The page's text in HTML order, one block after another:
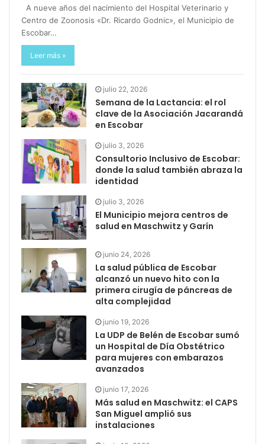
A nueve años del nacimiento del Hospital Veterinario y
Centro de Zoonosis «Dr. Ricardo Godnic», el Municipio de
Escobar…
Leer más »
julio 22, 2026
Semana de la Lactancia: el rol
clave de la Asociación Jacarandá
en Escobar
julio 3, 2026
Consultorio Inclusivo de Escobar:
donde la salud también abraza la
identidad
julio 3, 2026
El Municipio mejora centros de
salud en Maschwitz y Garín
junio 24, 2026
La salud pública de Escobar
alcanzó un nuevo hito con la
primera cirugía de páncreas de
alta complejidad
junio 19, 2026
La UDP de Belén de Escobar sumó
un Hospital de Día Obstétrico
para mujeres con embarazos
avanzados
junio 17, 2026
Más salud en Maschwitz: el CAPS
San Miguel amplió sus
instalaciones